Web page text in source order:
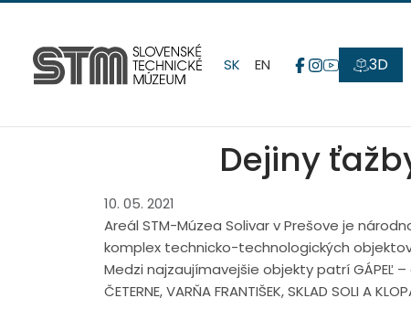
SK EN 3D
Dejiny
10. 05. 2021
Areál STM-Múzea Solivar v Prešove je
komplex technicko-technologických
Medzi najzaujímavejšie objekty patrí GÁPEĽ
ČETERNE, VARŇA FRANTIŠEK, SKLAD SOLI A